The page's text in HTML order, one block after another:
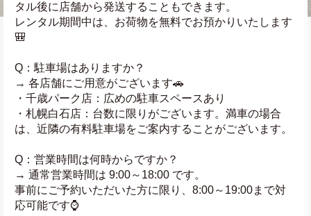
タル後に店舗から発送することもできます。
レンタル期間中は、お荷物を無料でお預かりいたします
🎒
Q：駐車場はありますか？
→ 各店舗にご用意がございます🚗
・千歳パーク店：広めの駐車スペースあり
・札幌白石店：台数に限りがございます。満車の場合
は、近隣の有料駐車場をご案内することがございます。
Q：営業時間は何時からですか？
→ 通常営業時間は 9:00～18:00 です。
事前にご予約いただいた方に限り、8:00～19:00まで対
応可能です⌚